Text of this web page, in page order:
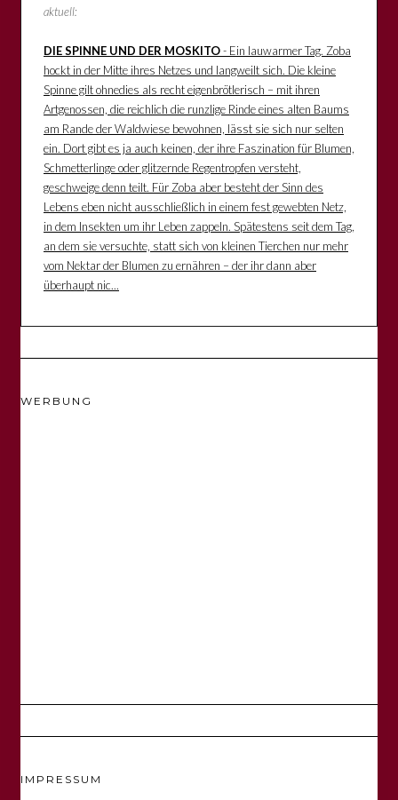
aktuell:
DIE SPINNE UND DER MOSKITO- Ein lauwarmer Tag. Zoba
hockt in der Mitte ihres Netzes und langweilt sich. Die kleine
Spinne gilt ohnedies als recht eigenbrötlerisch – mit ihren
Artgenossen, die reichlich die runzlige Rinde eines alten Baums
am Rande der Waldwiese bewohnen, lässt sie sich nur selten
ein. Dort gibt es ja auch keinen, der ihre Faszination für Blumen,
Schmetterlinge oder glitzernde Regentropfen versteht,
geschweige denn teilt. Für Zoba aber besteht der Sinn des
Lebens eben nicht ausschließlich in einem fest gewebten Netz,
in dem Insekten um ihr Leben zappeln. Spätestens seit dem Tag,
an dem sie versuchte, statt sich von kleinen Tierchen nur mehr
vom Nektar der Blumen zu ernähren – der ihr dann aber
überhaupt nic...
WERBUNG
IMPRESSUM